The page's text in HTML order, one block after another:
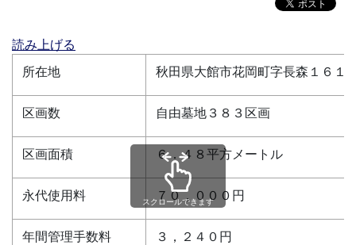
読み上げる
所在地
秋田県大館市花岡町字長森１６１
区画数 自由墓地３８３区画
区画面積 ６．４８平方メートル
永代使用料 ７０，０００円
年間管理手数料 ３，２４０円
スクロールできます